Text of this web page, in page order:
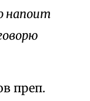
напоит
преп.